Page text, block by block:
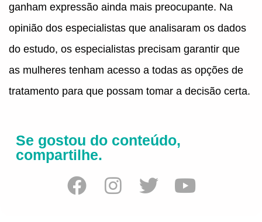
ganham expressão ainda mais preocupante. Na
opinião dos especialistas que analisaram os dados
do estudo, os especialistas precisam garantir que
as mulheres tenham acesso a todas as opções de
tratamento para que possam tomar a decisão certa.
Se gostou do conteúdo,
compartilhe.